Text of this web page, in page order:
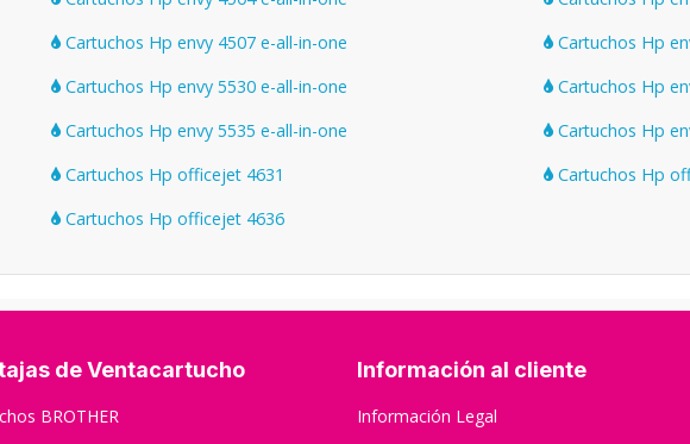
Cartuchos Hp envy 4507 e-all-in-one
Cartuchos Hp
Cartuchos Hp envy 5530 e-all-in-one
Cartuchos Hp
Cartuchos Hp envy 5535 e-all-in-one
Cartuchos Hp
Cartuchos Hp officejet 4631
Cartuchos Hp
Cartuchos Hp officejet 4636
de Ventacartucho
BROTHER
Información al cliente
Información Legal